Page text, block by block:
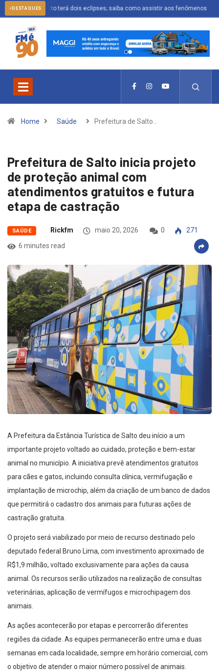
DESTAQUES
Agosto terá dois eclipses; saiba como assistir aos fenômenos Idosos já
Home Saúde Prefeitura de Salto…
Prefeitura de Salto inicia projeto
de proteção animal com
atendimentos gratuitos e futura
etapa de castração
SAÚDE Rickfm maio 20, 2026 0
271
6 minutes read
A Prefeitura da Estância Turística de Salto deu início a um
importante projeto voltado ao cuidado, proteção e bem-estar
animal no município. A iniciativa prevê atendimentos gratuitos
para cães e gatos, incluindo consulta clínica, vermifugação e
implantação de microchip, além da criação de um banco de dados
que permitirá o cadastro dos animais para futuras ações de
castração gratuita.
O projeto será viabilizado por meio de recurso destinado pelo
deputado federal Bruno Lima, com investimento aproximado de
R$1,9 milhão, voltado exclusivamente para ações da causa
animal. Os recursos serão utilizados na realização de consultas
veterinárias, aplicação de vermífugos e microchipagem dos
animais.
As ações acontecerão por etapas e percorrerão diferentes
regiões da cidade. As equipes permanecerão entre uma e duas
semanas em cada localidade, sempre em horário comercial, com
o objetivo de atender o maior número possível de animais.